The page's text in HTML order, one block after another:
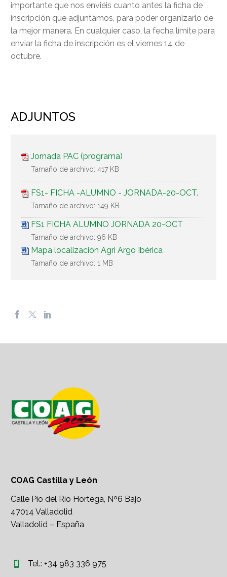
importante que nos enviéis cuanto antes la ficha de
inscripción que adjuntamos, para poder organizarlo de
la mejor manera. En cualquier caso, la fecha límite para
enviar la ficha de inscripción es el viernes 14 de
octubre.
ADJUNTOS
Jornada PAC (programa)
Tamaño de archivo: 417 KB
FS1- FICHA -ALUMNO - JORNADA-20-OCT.
Tamaño de archivo: 149 KB
FS1 FICHA ALUMNO JORNADA 20-OCT
Tamaño de archivo: 96 KB
Mapa localización Agri Argo Ibérica
Tamaño de archivo: 1 MB
COAG Castilla y León
Calle Pío del Río Hortega, Nº6 Bajo
47014 Valladolid
Valladolid – España

 Tel.: +34 983 336 975